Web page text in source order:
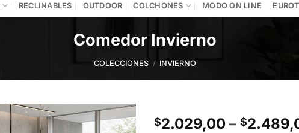
RECLINABLES OUTDOOR COLCHONES MODO ON LINE
Comedor Invierno
COLECCIONES / INVIERNO
$2.029,00 – $